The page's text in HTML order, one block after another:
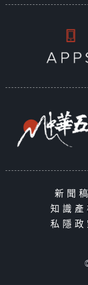
新聞
知識
私隱